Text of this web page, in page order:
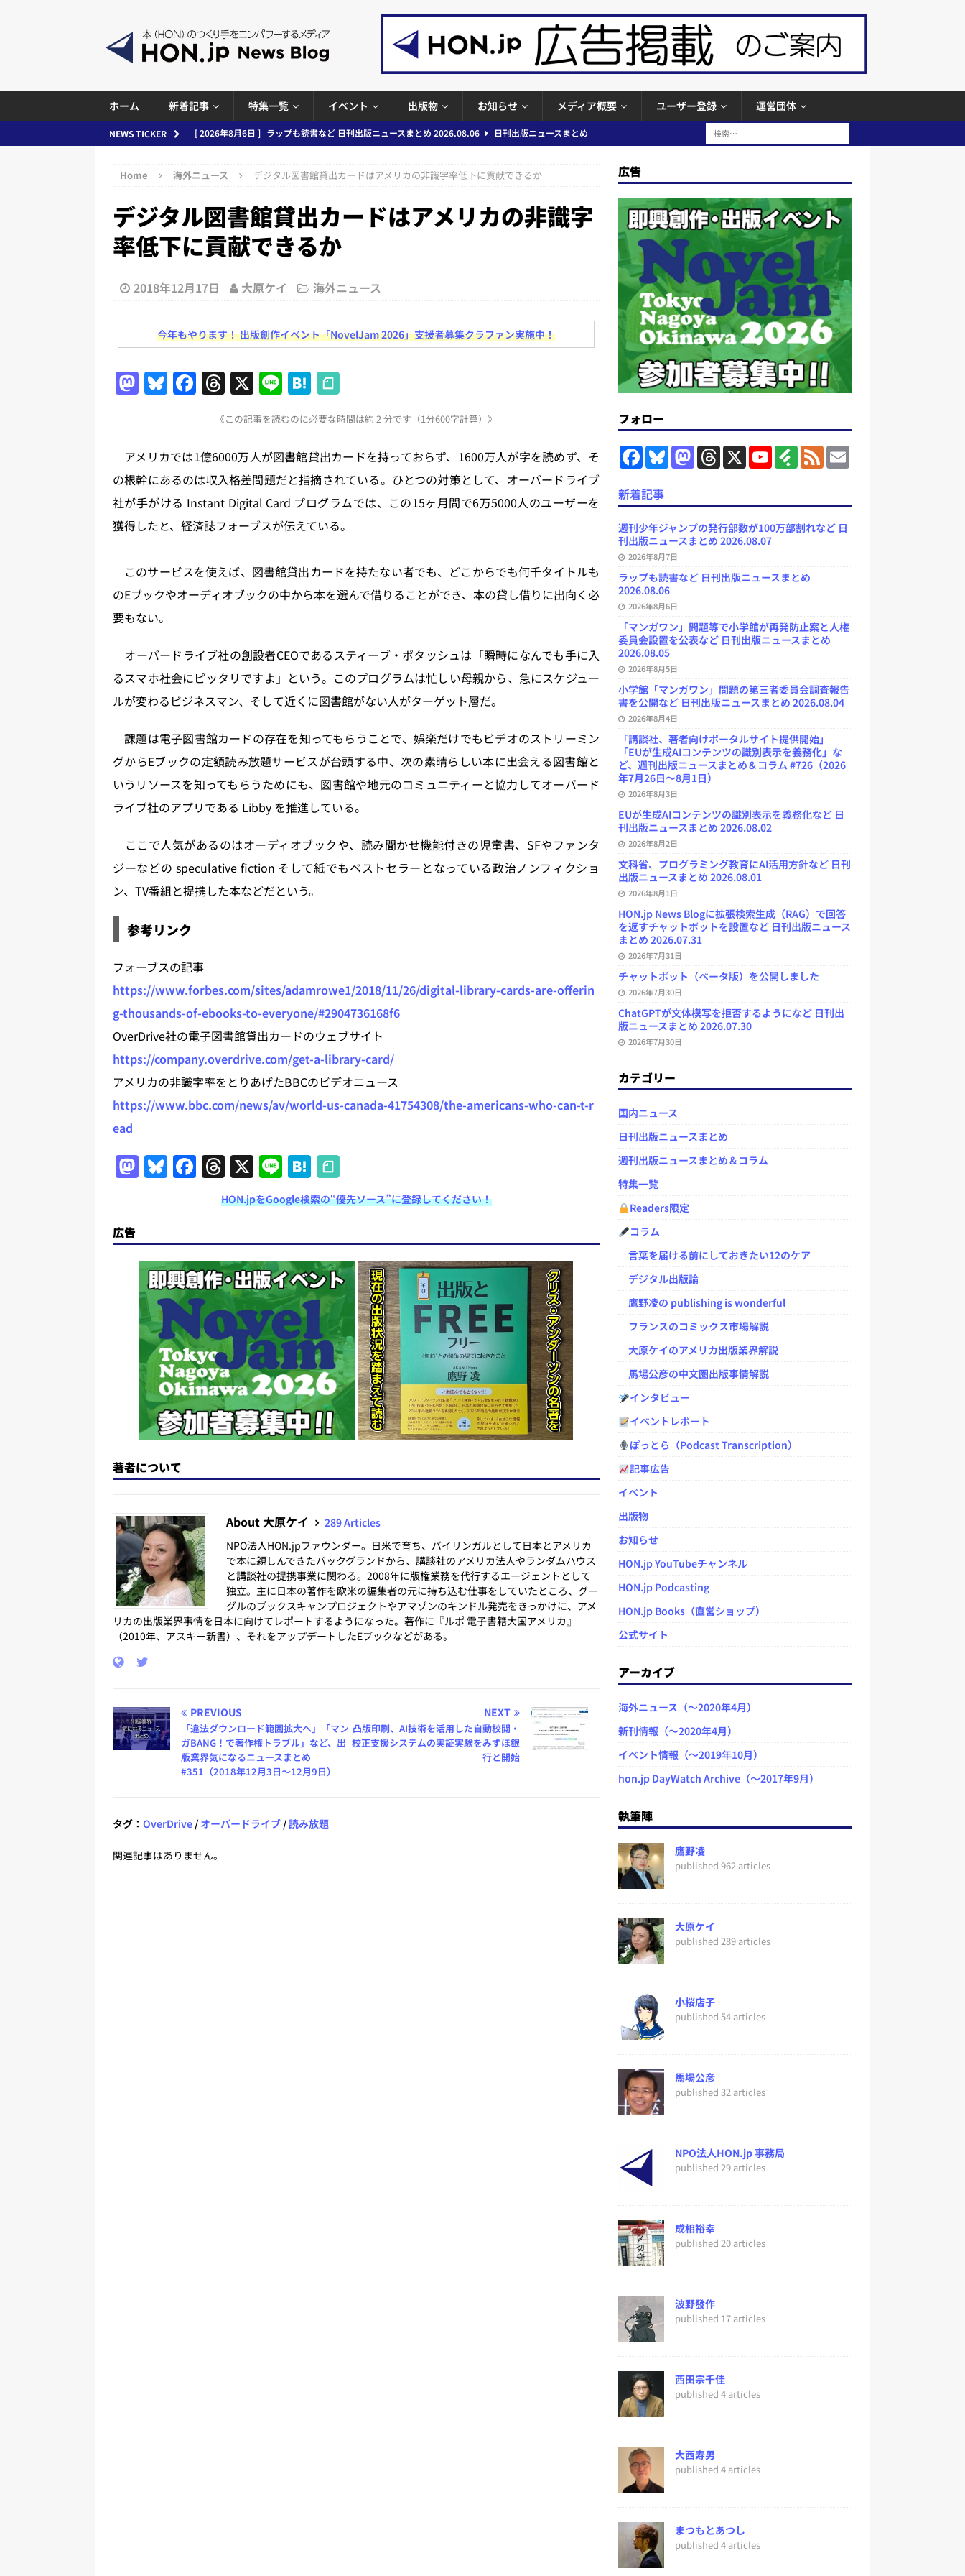
ホーム 新着記事 特集一覧 イベント 出版物 お知らせ メディア概要 ユーザー登録 運営団体
NEWS TICKER [ 2026年8月6日 ] ラップも読書など 日刊出版ニュースまとめ 2026.08.06
日刊出版ニュースまとめ
[ 2026年8月5日 ] 「マンガワン」問題等で小学館が再発防止案と人権委員会設置を公表など 日刊出版ニュ
ースまとめ 2026.08.05
日刊出版ニュースまとめ
め 2026.08.04
日刊出版ニュースまとめ
[ 2026年8月3日 ] 「講談社、著者向けポータルサイト提供開始」「EUが生成AIコンテンツの識別表示を義
とめ＆コラム
[ 2026年8月2日 ] EUが生成AIコンテンツの識別表示を義務化など 日刊出版ニュースまとめ 2026.08.02
日刊出版ニュースまとめ
日刊出版ニュースまとめ
[ 2026年7月31日 ] HON.jp News Blogに拡張検索生成（RAG）で回答を返すチャットボットを設置など
[ 2026年7月30日 ] チャットボット（ベータ版）を公開しました
お知らせ
[ 2026年7月30日 ] ChatGPTが文体模写を拒否するようになど 日刊出版ニュースまとめ 2026.07.30
刊出版ニュースまとめ
Home 海外ニュース デジタル図書館貸出カードはアメリカの非識字率低下に貢献できるか
デジタル図書館貸出カードはアメリカの非識字
率低下に貢献できるか
2018年12月17日 大原ケイ 海外ニュース
今年もやります！ 出版創作イベント「NovelJam 2026」支援者募集クラファン実施中！
M
o
d
o
n
Bl
s
k
y
F
e
b
o
o
T
re
a
d
s
X Li
n
e
H
at
e
n
a
《この記事を読むのに必要な時間は約 2 分です（1分600字計算）》
アメリカでは1億6000万人が図書館貸出カードを持っておらず、1600万人が字を読めず、そ
の根幹にあるのは収入格差問題だと指摘されている。ひとつの対策として、オーバードライブ
社が手がける Instant Digital Card プログラムでは、この15ヶ月間で6万5000人のユーザーを
獲得したと、経済誌フォーブスが伝えている。
このサービスを使えば、図書館貸出カードを持たない者でも、どこからでも何千タイトルも
のEブックやオーディオブックの中から本を選んで借りることができ、本の貸し借りに出向く必
要もない。
オーバードライブ社の創設者CEOであるスティーブ・ポタッシュは「瞬時になんでも手に入
るスマホ社会にピッタリですよ」という。このプログラムは忙しい母親から、急にスケジュー
ルが変わるビジネスマン、そして近くに図書館がない人がターゲット層だ。
課題は電子図書館カードの存在を知ってもらうことで、娯楽だけでもビデオのストリーミン
グからEブックの定額読み放題サービスが台頭する中、次の素晴らしい本に出会える図書館と
いうリソースを知ってもらうためにも、図書館や地元のコミュニティーと協力してオーバード
ライブ社のアプリである Libby を推進している。
ここで人気があるのはオーディオブックや、読み聞かせ機能付きの児童書、SFやファンタ
ジーなどの speculative fiction そして紙でもベストセラーとなっている政治ノンフィクショ
ン、TV番組と提携した本などだという。
参考リンク
フォーブスの記事
https://www.forbes.com/sites/adamrowe1/2018/11/26/digital-library-cards-are-offerin
g-thousands-of-ebooks-to-everyone/#2904736168f6
OverDrive社の電子図書館貸出カードのウェブサイト
https://company.overdrive.com/get-a-library-card/
アメリカの非識字率をとりあげたBBCのビデオニュース
https://www.bbc.com/news/av/world-us-canada-41754308/the-americans-who-can-t-r
ead
M
o
d
o
n
Bl
s
k
y
F
e
b
o
o
k
T
h
re
a
d
s
X Li
n
e
H
at
e
n
a
HON.jpをGoogle検索の“優先ソース”に登録してください！
広告
著者について
About 大原ケイ
289 Articles
NPO法人HON.jpファウンダー。日米で育ち、バイリンガルとして日本とアメリカ
で本に親しんできたバックグランドから、講談社のアメリカ法人やランダムハウス
と講談社の提携事業に関わる。2008年に版権業務を代行するエージェントとして
独立。主に日本の著作を欧米の編集者の元に持ち込む仕事をしていたところ、グー
グルのブックスキャンプロジェクトやアマゾンのキンドル発売をきっかけに、アメ
リカの出版業界事情を日本に向けてレポートするようになった。著作に『ルポ 電子書籍大国アメリカ』
（2010年、アスキー新書）、それをアップデートしたEブックなどがある。
PREVIOUS
「違法ダウンロード範囲拡大へ」「マン
ガBANG！で著作権トラブル」など、出
版業界気になるニュースまとめ
#351（2018年12月3日～12月9日）
NEXT
凸版印刷、AI技術を活用した自動校閲・
校正支援システムの実証実験をみずほ銀
行と開始
タグ： OverDrive / オーバードライブ /読み放題
関連記事はありません。
広告
フォロー
F
a
e
b
o
o
k
B
l
k
M
a
d
o
n
T
h
d
s
X
Y
o
b
e
C
n
F
e
y
F
e
E
m
新着記事
週刊少年ジャンプの発行部数が100万部割れなど 日
刊出版ニュースまとめ 2026.08.07
2026年8月7日
ラップも読書など 日刊出版ニュースまとめ
2026.08.06
2026年8月6日
「マンガワン」問題等で小学館が再発防止案と人権
委員会設置を公表など 日刊出版ニュースまとめ
2026.08.05
2026年8月5日
小学館「マンガワン」問題の第三者委員会調査報告
書を公開など 日刊出版ニュースまとめ 2026.08.04
2026年8月4日
「講談社、著者向けポータルサイト提供開始」
「EUが生成AIコンテンツの識別表示を義務化」な
ど、週刊出版ニュースまとめ＆コラム #726（2026
年7月26日～8月1日）
2026年8月3日
EUが生成AIコンテンツの識別表示を義務化など 日
刊出版ニュースまとめ 2026.08.02
2026年8月2日
文科省、プログラミング教育にAI活用方針など 日刊
出版ニュースまとめ 2026.08.01
2026年8月1日
HON.jp News Blogに拡張検索生成（RAG）で回答
を返すチャットボットを設置など 日刊出版ニュース
まとめ 2026.07.31
2026年7月31日
チャットボット（ベータ版）を公開しました
2026年7月30日
ChatGPTが文体模写を拒否するようになど 日刊出
版ニュースまとめ 2026.07.30
2026年7月30日
カテゴリー
国内ニュース
日刊出版ニュースまとめ
週刊出版ニュースまとめ＆コラム
特集一覧
Readers限定
コラム
言葉を届ける前にしておきたい12のケア
デジタル出版論
鷹野凌の publishing is wonderful
フランスのコミックス市場解説
大原ケイのアメリカ出版業界解説
馬場公彦の中文圏出版事情解説
インタビュー
イベントレポート
ぽっとら（Podcast Transcription）
記事広告
イベント
出版物
お知らせ
HON.jp YouTubeチャンネル
HON.jp Podcasting
HON.jp Books（直営ショップ）
公式サイト
アーカイブ
海外ニュース（～2020年4月）
新刊情報（～2020年4月）
イベント情報（～2019年10月）
hon.jp DayWatch Archive（～2017年9月）
執筆陣
鷹野凌
published 962 articles
大原ケイ
published 289 articles
小桜店子
published 54 articles
馬場公彦
published 32 articles
NPO法人HON.jp 事務局
published 29 articles
成相裕幸
published 20 articles
波野發作
published 17 articles
西田宗千佳
published 4 articles
大西寿男
published 4 articles
まつもとあつし
published 4 articles